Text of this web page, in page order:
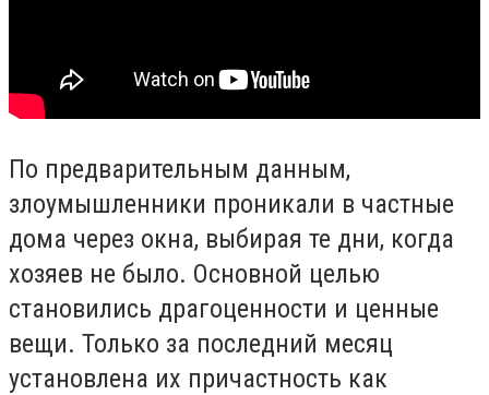
По предварительным данным,
злоумышленники проникали в частные
дома через окна, выбирая те дни, когда
хозяев не было. Основной целью
становились драгоценности и ценные
вещи. Только за последний месяц
установлена их причастность как